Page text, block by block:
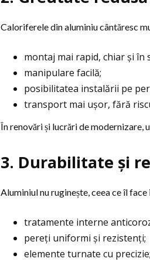
Caloriferele din aluminiu cântăresc
montaj mai rapid, chiar și în
manipulare facilă;
posibilitatea instalării pe
transport mai ușor, fără
În renovări și lucrări de
3. Durabilitate și
Aluminiul nu ruginește, ceea ce îl
tratamente interne
pereți uniformi și rezistenți;
elemente turnate cu precizie;